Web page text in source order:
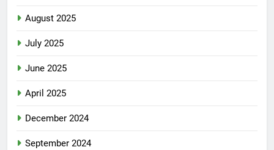
August 2025
July 2025
June 2025
April 2025
December 2024
September 2024